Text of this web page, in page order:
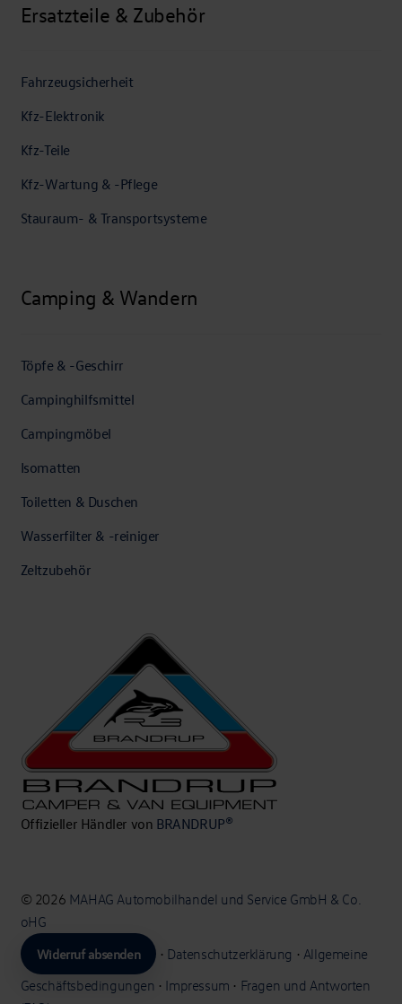
Ersatzteile & Zubehör
Fahrzeugsicherheit
Kfz-Elektronik
Kfz-Teile
Kfz-Wartung & -Pflege
Stauraum- & Transportsysteme
Camping & Wandern
Töpfe & -Geschirr
Campinghilfsmittel
Campingmöbel
Isomatten
Toiletten & Duschen
Wasserfilter & -reiniger
Zeltzubehör
Offizieller Händler von BRANDRUP®
© 2026 MAHAG Automobilhandel und Service GmbH & Co.
oHG
Widerruf absenden
• Datenschutzerklärung • Allgemeine
Geschäftsbedingungen • Impressum • Fragen und Antworten